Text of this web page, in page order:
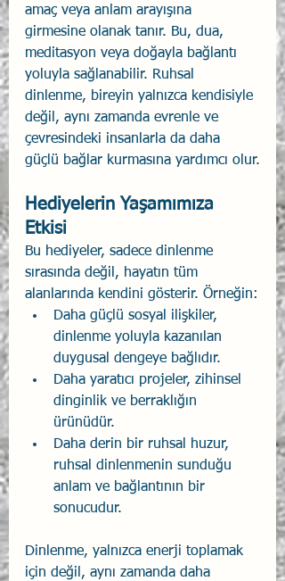
amaç veya anlam arayışına
girmesine olanak tanır. Bu, dua,
meditasyon veya doğayla bağlantı
yoluyla sağlanabilir. Ruhsal
dinlenme, bireyin yalnızca kendisiyle
değil, aynı zamanda evrenle ve
çevresindeki insanlarla da daha
güçlü bağlar kurmasına yardımcı olur.
Hediyelerin Yaşamımıza
Etkisi
Bu hediyeler, sadece dinlenme
sırasında değil, hayatın tüm
alanlarında kendini gösterir. Örneğin:
Daha güçlü sosyal ilişkiler,
dinlenme yoluyla kazanılan
duygusal dengeye bağlıdır.
Daha yaratıcı projeler, zihinsel
dinginlik ve berraklığın
ürünüdür.
Daha derin bir ruhsal huzur,
ruhsal dinlenmenin sunduğu
anlam ve bağlantının bir
sonucudur.
Dinlenme, yalnızca enerji toplamak
için değil, aynı zamanda daha